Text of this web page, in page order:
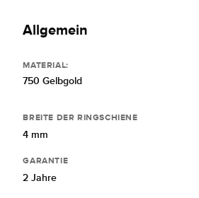
Allgemein
MATERIAL:
750 Gelbgold
BREITE DER RINGSCHIENE
4 mm
GARANTIE
2 Jahre